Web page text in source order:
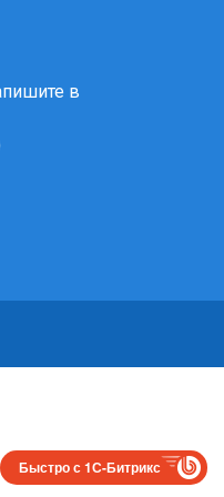
в
Быстро с 1С-Битрикс